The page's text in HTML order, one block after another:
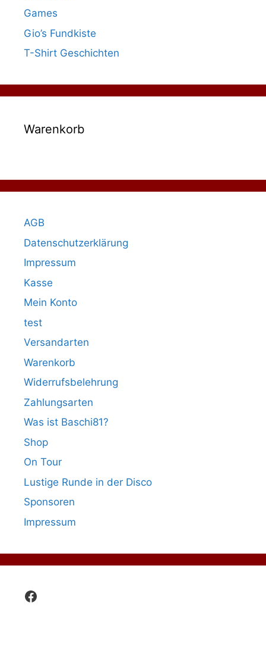
Games
Gio’s Fundkiste
T-Shirt Geschichten
Warenkorb
AGB
Datenschutzerklärung
Impressum
Kasse
Mein Konto
test
Versandarten
Warenkorb
Widerrufsbelehrung
Zahlungsarten
Was ist Baschi81?
Shop
On Tour
Lustige Runde in der Disco
Sponsoren
Impressum
Facebook